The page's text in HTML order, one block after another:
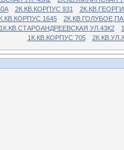
2К.КВ.КОРПУС 931
1645
1К.КВ.СТАРОАНДРЕЕВСКАЯ УЛ.43К2
1К.КВ.КОРПУС 705